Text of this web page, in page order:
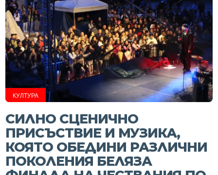
КУЛТУРА
СИЛНО СЦЕНИЧНО
ПРИСЪСТВИЕ И МУЗИКА,
КОЯТО ОБЕДИНИ РАЗЛИЧНИ
ПОКОЛЕНИЯ БЕЛЯЗА